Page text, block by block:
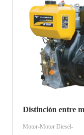
Motor-Motor Diesel-